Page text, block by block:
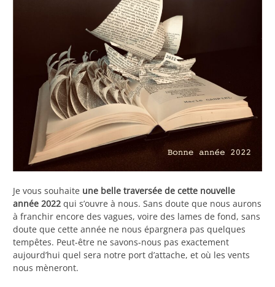
Je vous souhaite une belle traversée de cette nouvelle
année 2022 qui s’ouvre à nous. Sans doute que nous aurons
à franchir encore des vagues, voire des lames de fond, sans
doute que cette année ne nous épargnera pas quelques
tempêtes. Peut-être ne savons-nous pas exactement
aujourd’hui quel sera notre port d’attache, et où les vents
nous mèneront.